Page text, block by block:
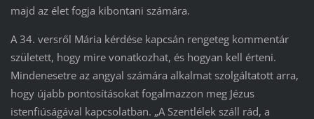
majd az élet fogja kibontani számára.
A 34. versről Mária kérdése kapcsán rengeteg kommentár
született, hogy mire vonatkozhat, és hogyan kell érteni.
Mindenesetre az angyal számára alkalmat szolgáltatott arra,
hogy újabb pontosításokat fogalmazzon meg Jézus
istenfiúságával kapcsolatban. „A Szentlélek száll rád, a